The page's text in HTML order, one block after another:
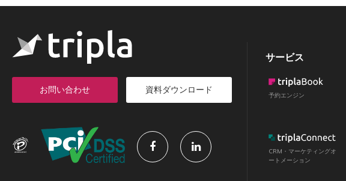
お問い合わせ 資料ダウンロード
サービス
予約エンジン
CRM・マーケティングオ
ートメーション